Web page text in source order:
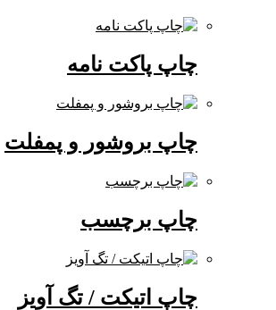
چاپ پاکت نامه
چاپ بروشور و پمفلت
چاپ برچسب
چاپ اتیکت / تگ آویز